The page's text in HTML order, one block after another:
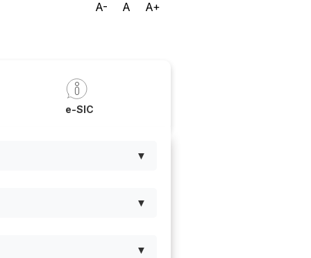
A- A
A+
e-SIC
▼
▼
▼